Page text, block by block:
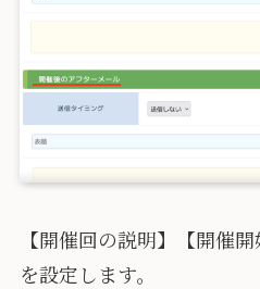
【開催回の説明】【開催
を設定します。